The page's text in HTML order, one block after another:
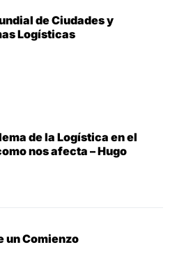
de Ciudades y
Logísticas
de la Logística en el
nos afecta – Hugo
un Comienzo